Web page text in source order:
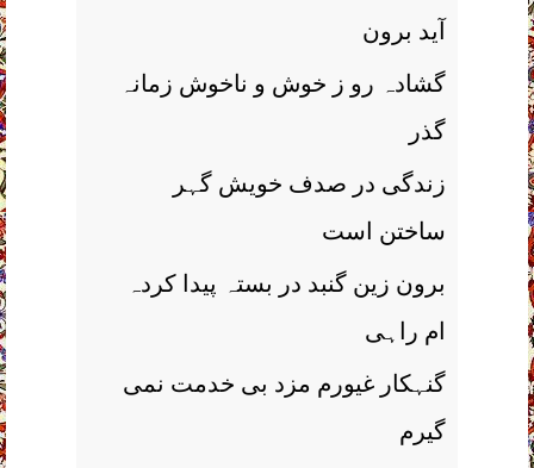
آید برون
گشادہ رو ز خوش و ناخوش زمانہ
گذر
زندگی در صدف خویش گہر
ساختن است
برون زین گنبد در بستہ پیدا کردہ
ام راہی
گنہکار غیورم مزد بی خدمت نمی
گیرم